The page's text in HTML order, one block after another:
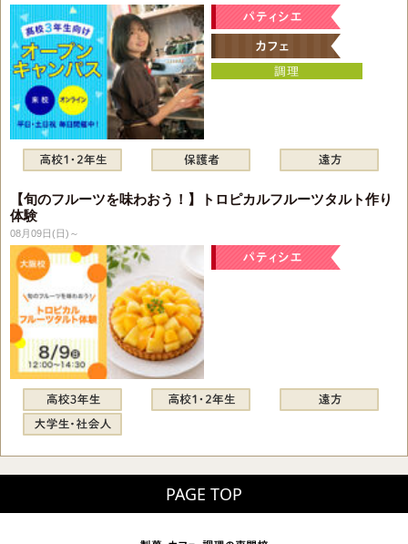
【旬のフルーツを味わおう！】トロピカルフルーツタルト作り
体験
08月09日(日)～
PAGE TOP